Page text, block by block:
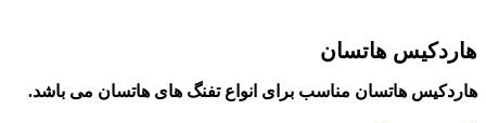
هاردکیس هاتسان
هاردکیس هاتسان مناسب برای انواع تفنگ های هاتسان می باشد.